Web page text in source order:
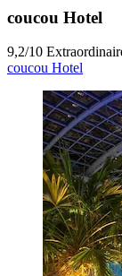
coucou Hotel
9,2/10
coucou Hotel